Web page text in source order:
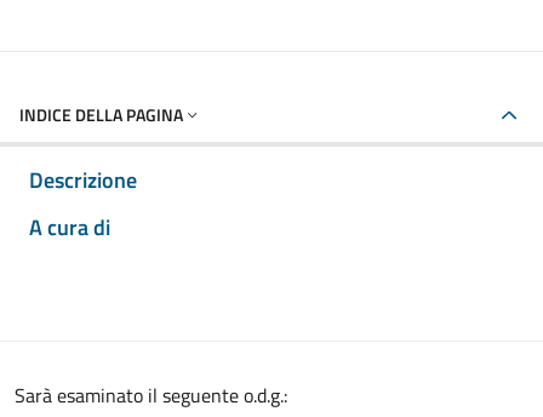
INDICE DELLA PAGINA
Descrizione
A cura di
Sarà esaminato il seguente o.d.g.: